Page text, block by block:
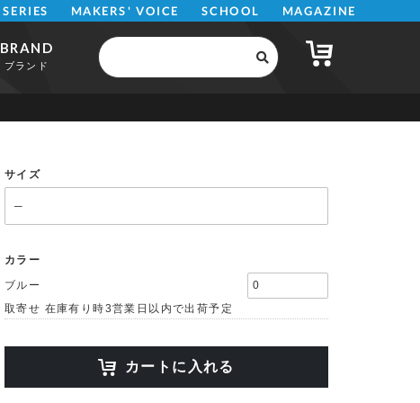
SERIES MAKERS' VOICE SCHOOL MAGAZINE
BRAND
ブランド
サイズ
カラー
ブルー
取寄せ 在庫有り時3営業日以内で出荷予定
カートに入れる